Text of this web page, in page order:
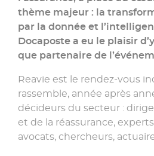
Contacter
un
conseiller
»
thème majeur : la
par la donnée et
Docaposte a eu le plaisir
que partenaire de
Reavie est le rendez-vous
rassemble, année après
décideurs du secteur :
et de la réassurance,
avocats, chercheurs,